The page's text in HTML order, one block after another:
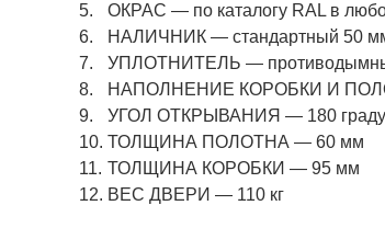
ОКРАС — по каталогу RAL в
НАЛИЧНИК — стандартный 50
УПЛОТНИТЕЛЬ —
НАПОЛНЕНИЕ КОРОБКИ И
УГОЛ ОТКРЫВАНИЯ — 180
ТОЛЩИНА ПОЛОТНА — 60 мм
ТОЛЩИНА КОРОБКИ — 95 мм
ВЕС ДВЕРИ — 110 кг